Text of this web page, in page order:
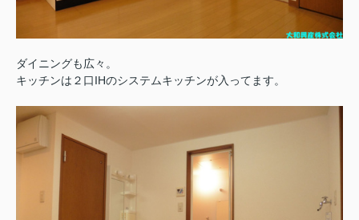
ダイニングも広々。
キッチンは２口IHのシステムキッチンが入ってます。